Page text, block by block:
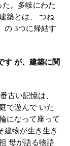
。多岐にわた
築とは、 つね
の 3つに帰結す
す が、建築に関
古い記憶は、
で遊んで いた
になって座って
建物が生き生き
母が語る物語